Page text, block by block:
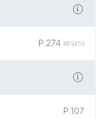
P.274 #09459
P.107